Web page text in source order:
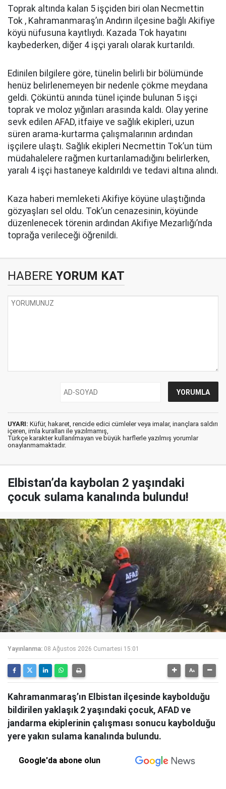
Toprak altında kalan 5 işçiden biri olan Necmettin
Tok , Kahramanmaraş’ın Andırın ilçesine bağlı Akifiye
köyü nüfusuna kayıtlıydı. Kazada Tok hayatını
kaybederken, diğer 4 işçi yaralı olarak kurtarıldı.
Edinilen bilgilere göre, tünelin belirli bir bölümünde
henüz belirlenemeyen bir nedenle çökme meydana
geldi. Çöküntü anında tünel içinde bulunan 5 işçi
toprak ve moloz yığınları arasında kaldı. Olay yerine
sevk edilen AFAD, itfaiye ve sağlık ekipleri, uzun
süren arama-kurtarma çalışmalarının ardından
işçilere ulaştı. Sağlık ekipleri Necmettin Tok’un tüm
müdahalelere rağmen kurtarılamadığını belirlerken,
yaralı 4 işçi hastaneye kaldırıldı ve tedavi altına alındı.
Kaza haberi memleketi Akifiye köyüne ulaştığında
gözyaşları sel oldu. Tok’un cenazesinin, köyünde
düzenlenecek törenin ardından Akifiye Mezarlığı’nda
toprağa verileceği öğrenildi.
HABERE YORUM KAT
UYARI: Küfür, hakaret, rencide edici cümleler veya imalar, inançlara saldırı
içeren, imla kuralları ile yazılmamış,
Türkçe karakter kullanılmayan ve büyük harflerle yazılmış yorumlar
onaylanmamaktadır.
Elbistan’da kaybolan 2 yaşındaki
çocuk sulama kanalında bulundu!
Yayınlanma: 08 Ağustos 2026 Cumartesi 15:01
Kahramanmaraş’ın Elbistan ilçesinde kaybolduğu
bildirilen yaklaşık 2 yaşındaki çocuk, AFAD ve
jandarma ekiplerinin çalışması sonucu kaybolduğu
yere yakın sulama kanalında bulundu.
Google'da abone olun